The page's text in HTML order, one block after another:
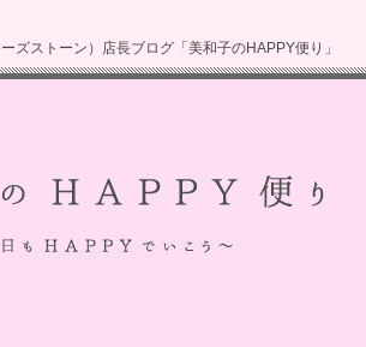
ズストーン）店長ブログ「美和子のHAPPY便り」